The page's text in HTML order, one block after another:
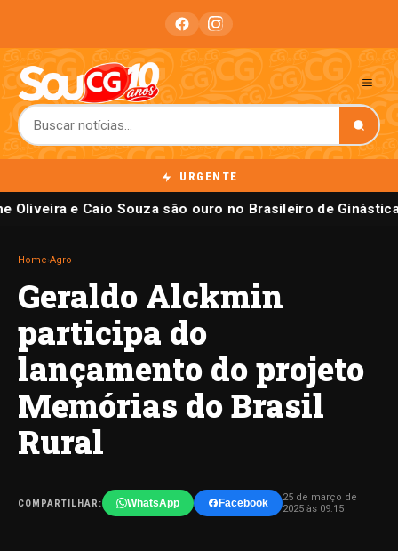
URGENTE
Oliveira e Caio Souza são ouro no Brasileiro de Ginástica
Home Agro
Geraldo Alckmin
participa do
lançamento do projeto
Memórias do Brasil
Rural
COMPARTILHAR: WhatsApp Facebook
25 de março de
2025 às 09:15